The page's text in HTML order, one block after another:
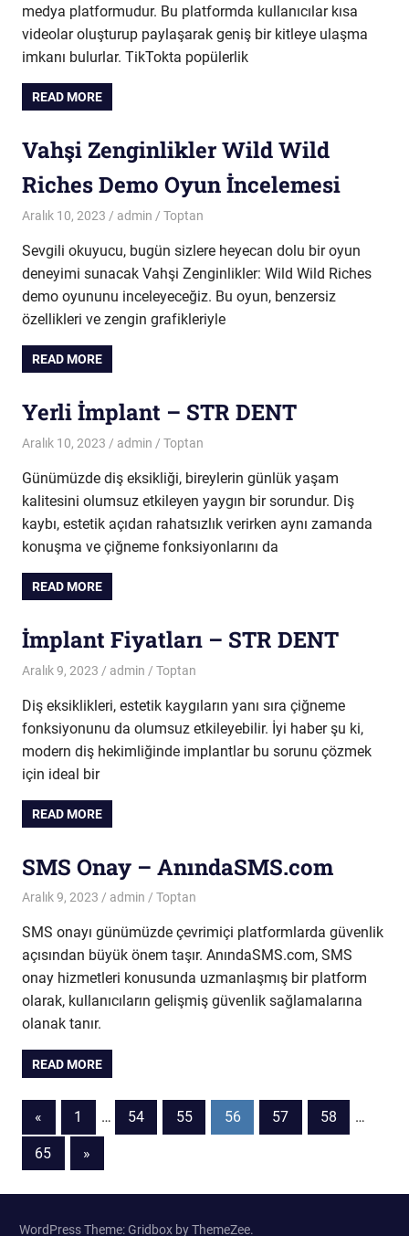
medya platformudur. Bu platformda kullanıcılar kısa
videolar oluşturup paylaşarak geniş bir kitleye ulaşma
imkanı bulurlar. TikTokta popülerlik
READ MORE
Vahşi Zenginlikler Wild Wild
Riches Demo Oyun İncelemesi
Aralık 10, 2023 admin Toptan
Sevgili okuyucu, bugün sizlere heyecan dolu bir oyun
deneyimi sunacak Vahşi Zenginlikler: Wild Wild Riches
demo oyununu inceleyeceğiz. Bu oyun, benzersiz
özellikleri ve zengin grafikleriyle
READ MORE
Yerli İmplant – STR DENT
Aralık 10, 2023 admin Toptan
Günümüzde diş eksikliği, bireylerin günlük yaşam
kalitesini olumsuz etkileyen yaygın bir sorundur. Diş
kaybı, estetik açıdan rahatsızlık verirken aynı zamanda
konuşma ve çiğneme fonksiyonlarını da
READ MORE
İmplant Fiyatları – STR DENT
Aralık 9, 2023 admin Toptan
Diş eksiklikleri, estetik kaygıların yanı sıra çiğneme
fonksiyonunu da olumsuz etkileyebilir. İyi haber şu ki,
modern diş hekimliğinde implantlar bu sorunu çözmek
için ideal bir
READ MORE
SMS Onay – AnındaSMS.com
Aralık 9, 2023 admin Toptan
SMS onayı günümüzde çevrimiçi platformlarda güvenlik
açısından büyük önem taşır. AnındaSMS.com, SMS
onay hizmetleri konusunda uzmanlaşmış bir platform
olarak, kullanıcıların gelişmiş güvenlik sağlamalarına
olanak tanır.
READ MORE
Yazı
sayfalaması
« Previous
Posts
1 … 54 55 56 57 58 …
65
Next
Posts
»
WordPress Theme: Gridbox by ThemeZee.